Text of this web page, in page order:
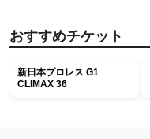
おすすめチケット
新日本プロレス G1
CLIMAX 36